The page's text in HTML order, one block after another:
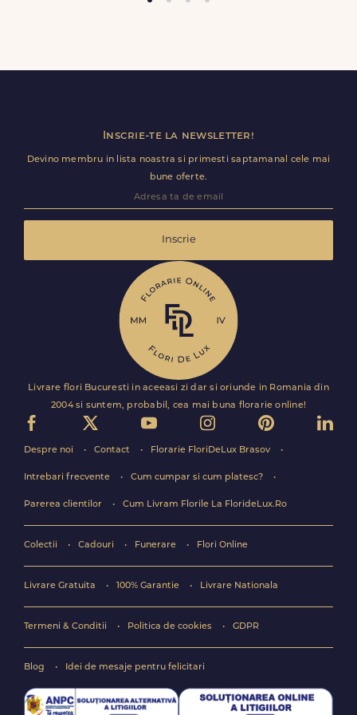
Inscrie-te la newsletter!
Devino membru in lista noastra si primesti saptamanal cele mai
bune oferte.
Inscrie
Livrare flori Bucuresti in aceeasi zi dar si oriunde in Romania din
2004 si suntem, probabil, cea mai buna florarie online!
Despre noi Contact Florarie FloriDeLux Brasov
Intrebari frecvente Cum cumpar si cum platesc?
Parerea clientilor Cum Livram Florile La FlorideLux.Ro
Colectii Cadouri Funerare Flori Online
Livrare Gratuita 100% Garantie Livrare Nationala
Termeni & Conditii Politica de cookies GDPR
Blog Idei de mesaje pentru felicitari